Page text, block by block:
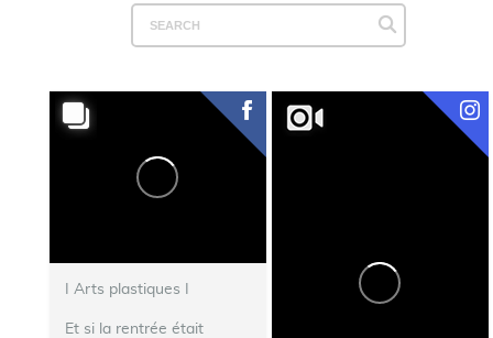
I Arts plastiques I
Et si la rentrée était